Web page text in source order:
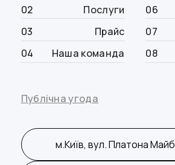
02
Послуги
03
Прайс
04
Наша команда
06
07
08
Публічна угода
м.Київ, вул. Платона